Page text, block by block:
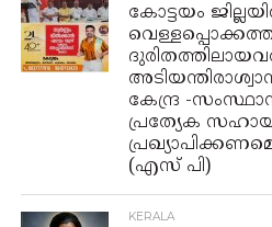
കോട്ടയം
കേന്ദ്ര -
പ്രത്യേക സഹായ
(എസ് പി)
KERALA